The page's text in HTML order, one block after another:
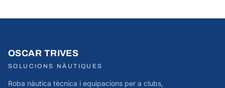
OSCAR TRIVES
SOLUCIONS NÀUTIQUES
Roba nàutica tècnica i equipacions per a clubs,